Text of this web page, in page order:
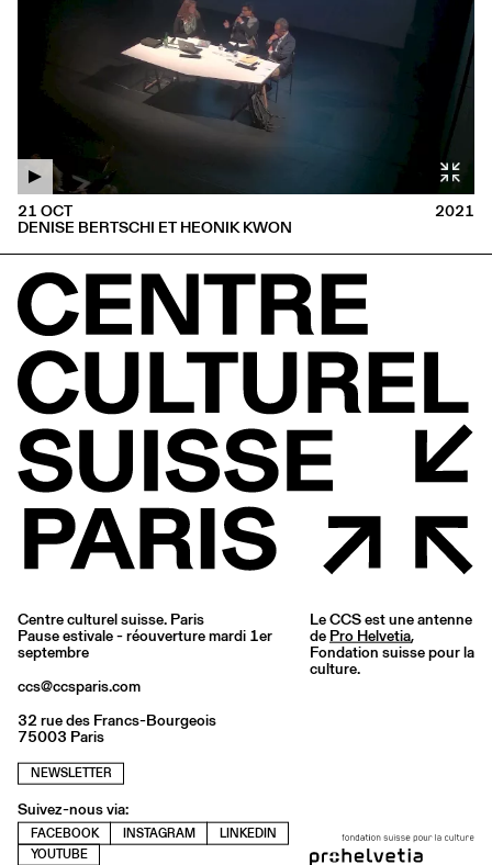
DENISE BERTSCHI ET HEONIK KWON
21 OCT 2021
Centre culturel suisse. Paris
Pause estivale - réouverture mardi 1er
septembre
ccs@ccsparis.com
32 rue des Francs-Bourgeois
75003 Paris
NEWSLETTER
Suivez-nous via:
FACEBOOK INSTAGRAM
LINKEDIN
YOUTUBE
Le CCS est une antenne
de Pro Helvetia,
Fondation suisse pour la
culture.